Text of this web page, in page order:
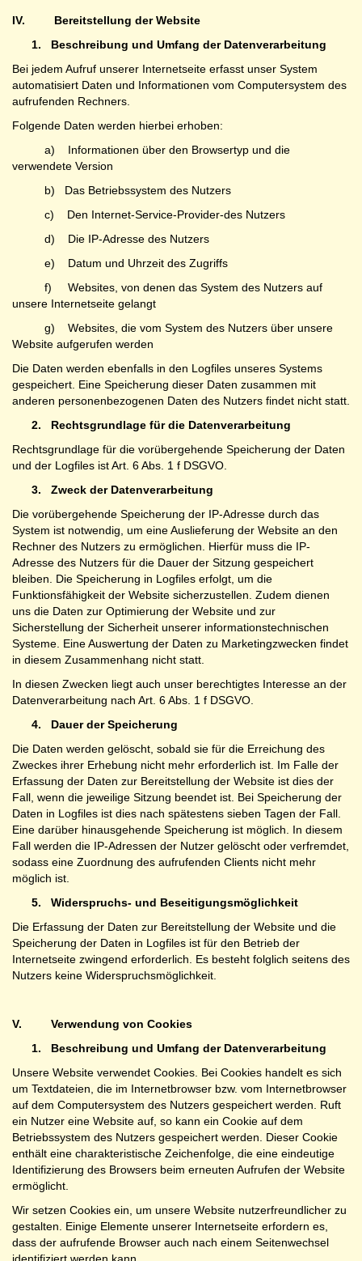
IV. Bereitstellung der Website
1. Beschreibung und Umfang der Datenverarbeitung
Bei jedem Aufruf unserer Internetseite erfasst unser System
automatisiert Daten und Informationen vom Computersystem des
aufrufenden Rechners.
Folgende Daten werden hierbei erhoben:
a) Informationen über den Browsertyp und die
verwendete Version
b) Das Betriebssystem des Nutzers
c) Den Internet-Service-Provider-des Nutzers
d) Die IP-Adresse des Nutzers
e) Datum und Uhrzeit des Zugriffs
f) Websites, von denen das System des Nutzers auf
unsere Internetseite gelangt
g) Websites, die vom System des Nutzers über unsere
Website aufgerufen werden
Die Daten werden ebenfalls in den Logfiles unseres Systems
gespeichert. Eine Speicherung dieser Daten zusammen mit
anderen personenbezogenen Daten des Nutzers findet nicht statt.
2. Rechtsgrundlage für die Datenverarbeitung
Rechtsgrundlage für die vorübergehende Speicherung der Daten
und der Logfiles ist Art. 6 Abs. 1 f DSGVO.
3. Zweck der Datenverarbeitung
Die vorübergehende Speicherung der IP-Adresse durch das
System ist notwendig, um eine Auslieferung der Website an den
Rechner des Nutzers zu ermöglichen. Hierfür muss die IP-
Adresse des Nutzers für die Dauer der Sitzung gespeichert
bleiben. Die Speicherung in Logfiles erfolgt, um die
Funktionsfähigkeit der Website sicherzustellen. Zudem dienen
uns die Daten zur Optimierung der Website und zur
Sicherstellung der Sicherheit unserer informationstechnischen
Systeme. Eine Auswertung der Daten zu Marketingzwecken findet
in diesem Zusammenhang nicht statt.
In diesen Zwecken liegt auch unser berechtigtes Interesse an der
Datenverarbeitung nach Art. 6 Abs. 1 f DSGVO.
4. Dauer der Speicherung
Die Daten werden gelöscht, sobald sie für die Erreichung des
Zweckes ihrer Erhebung nicht mehr erforderlich ist. Im Falle der
Erfassung der Daten zur Bereitstellung der Website ist dies der
Fall, wenn die jeweilige Sitzung beendet ist. Bei Speicherung der
Daten in Logfiles ist dies nach spätestens sieben Tagen der Fall.
Eine darüber hinausgehende Speicherung ist möglich. In diesem
Fall werden die IP-Adressen der Nutzer gelöscht oder verfremdet,
sodass eine Zuordnung des aufrufenden Clients nicht mehr
möglich ist.
5. Widerspruchs- und Beseitigungsmöglichkeit
Die Erfassung der Daten zur Bereitstellung der Website und die
Speicherung der Daten in Logfiles ist für den Betrieb der
Internetseite zwingend erforderlich. Es besteht folglich seitens des
Nutzers keine Widerspruchsmöglichkeit.
V. Verwendung von Cookies
1. Beschreibung und Umfang der Datenverarbeitung
Unsere Website verwendet Cookies. Bei Cookies handelt es sich
um Textdateien, die im Internetbrowser bzw. vom Internetbrowser
auf dem Computersystem des Nutzers gespeichert werden. Ruft
ein Nutzer eine Website auf, so kann ein Cookie auf dem
Betriebssystem des Nutzers gespeichert werden. Dieser Cookie
enthält eine charakteristische Zeichenfolge, die eine eindeutige
Identifizierung des Browsers beim erneuten Aufrufen der Website
ermöglicht.
Wir setzen Cookies ein, um unsere Website nutzerfreundlicher zu
gestalten. Einige Elemente unserer Internetseite erfordern es,
dass der aufrufende Browser auch nach einem Seitenwechsel